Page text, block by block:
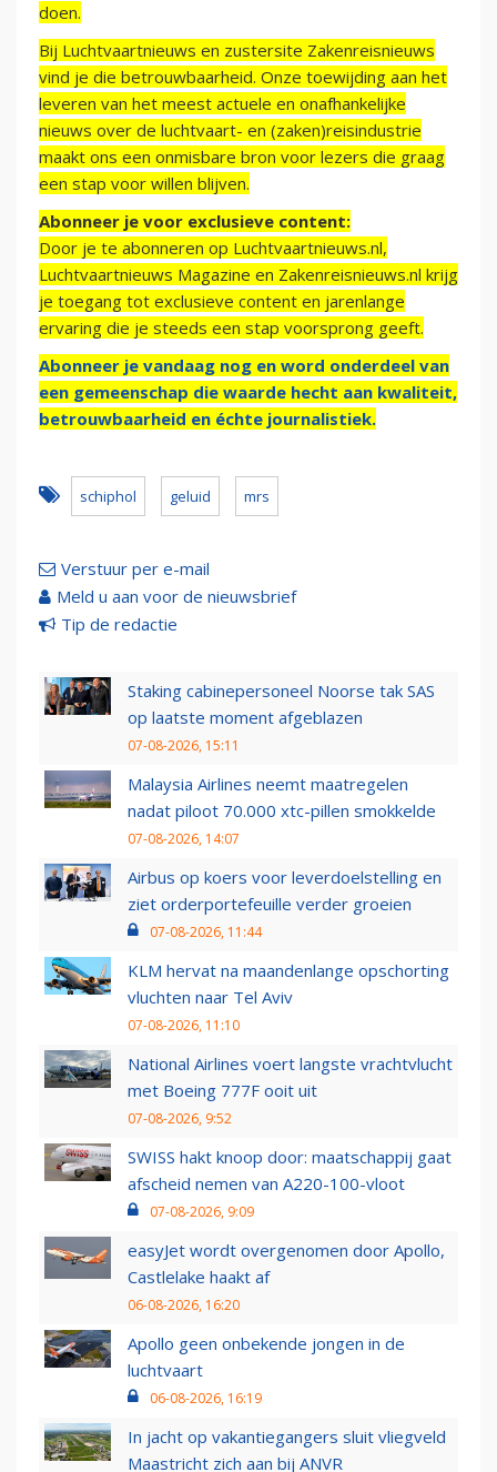
doen.
Bij Luchtvaartnieuws en zustersite Zakenreisnieuws
vind je die betrouwbaarheid. Onze toewijding aan het
leveren van het meest actuele en onafhankelijke
nieuws over de luchtvaart- en (zaken)reisindustrie
maakt ons een onmisbare bron voor lezers die graag
een stap voor willen blijven.
Abonneer je voor exclusieve content:
Door je te abonneren op Luchtvaartnieuws.nl,
Luchtvaartnieuws Magazine en Zakenreisnieuws.nl krijg
je toegang tot exclusieve content en jarenlange
ervaring die je steeds een stap voorsprong geeft.
Abonneer je vandaag nog en word onderdeel van
een gemeenschap die waarde hecht aan kwaliteit,
betrouwbaarheid en échte journalistiek.
schiphol geluid mrs
Verstuur per e-mail
Meld u aan voor de nieuwsbrief
Tip de redactie
Staking cabinepersoneel Noorse tak SAS
op laatste moment afgeblazen
07-08-2026, 15:11
Malaysia Airlines neemt maatregelen
nadat piloot 70.000 xtc-pillen smokkelde
07-08-2026, 14:07
Airbus op koers voor leverdoelstelling en
ziet orderportefeuille verder groeien
07-08-2026, 11:44
KLM hervat na maandenlange opschorting
vluchten naar Tel Aviv
07-08-2026, 11:10
National Airlines voert langste vrachtvlucht
met Boeing 777F ooit uit
07-08-2026, 9:52
SWISS hakt knoop door: maatschappij gaat
afscheid nemen van A220-100-vloot
07-08-2026, 9:09
easyJet wordt overgenomen door Apollo,
Castlelake haakt af
06-08-2026, 16:20
Apollo geen onbekende jongen in de
luchtvaart
06-08-2026, 16:19
In jacht op vakantiegangers sluit vliegveld
Maastricht zich aan bij ANVR